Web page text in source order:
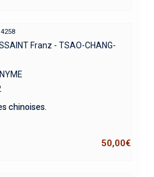
Franz - TSAO-CHANG-
chinoises.
50,00€